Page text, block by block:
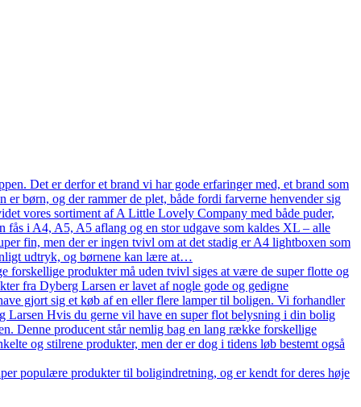
Det er derfor et brand vi har gode erfaringer med, et brand som
børn, og der rammer de plet, både fordi farverne henvender sig
vores sortiment af A Little Lovely Company med både puder,
i A4, A5, A5 aflang og en stor udgave som kaldes XL – alle
fin, men der er ingen tvivl om at det stadig er A4 lightboxen som
udtryk, og børnene kan lære at…
forskellige produkter må uden tvivl siges at være de super flotte og
fra Dyberg Larsen er lavet af nogle gode og gedigne
gjort sig et køb af en eller flere lamper til boligen. Vi forhandler
Larsen Hvis du gerne vil have en super flot belysning i din bolig
Denne producent står nemlig bag en lang række forskellige
og stilrene produkter, men der er dog i tidens løb bestemt også
populære produkter til boligindretning, og er kendt for deres høje